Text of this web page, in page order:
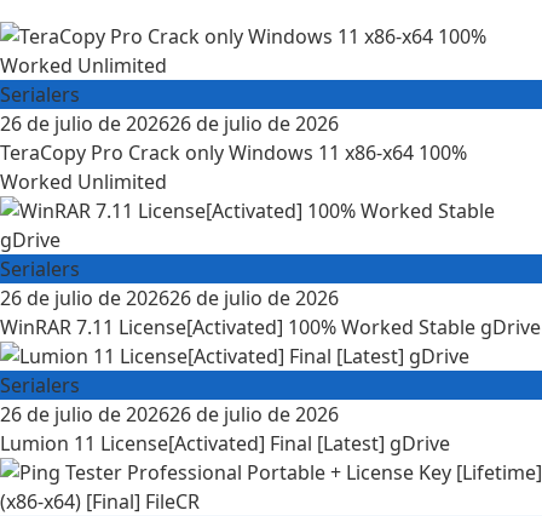
Serialers
26 de julio de 202626 de julio de 2026
TeraCopy Pro Crack only Windows 11 x86-x64 100%
Worked Unlimited
Serialers
26 de julio de 202626 de julio de 2026
WinRAR 7.11 License[Activated] 100% Worked Stable gDrive
Serialers
26 de julio de 202626 de julio de 2026
Lumion 11 License[Activated] Final [Latest] gDrive